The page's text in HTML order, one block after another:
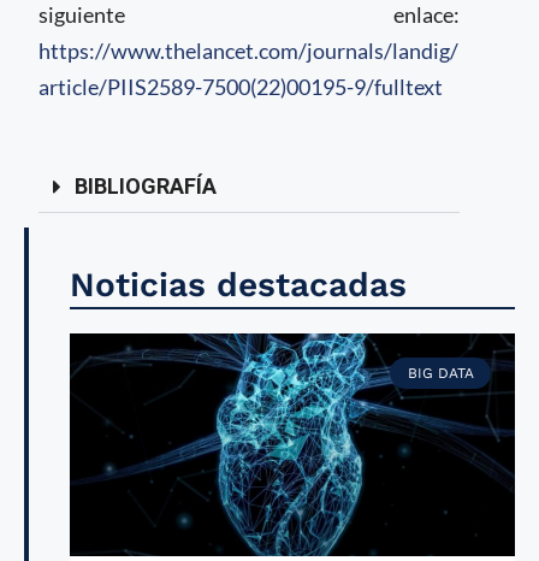
siguiente enlace:
https://www.thelancet.com/journals/landig/
article/PIIS2589-7500(22)00195-9/fulltext
BIBLIOGRAFÍA
Noticias destacadas
BIG DATA